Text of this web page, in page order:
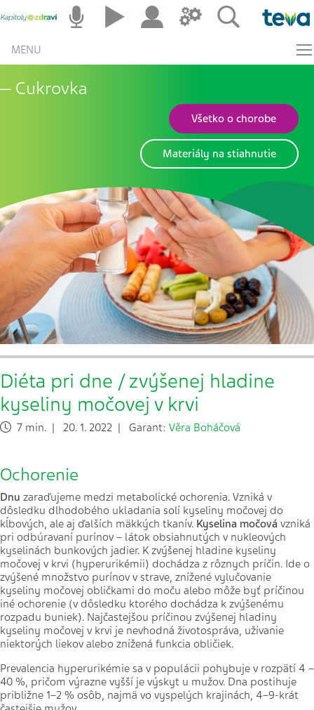
MENU
Cukrovka
Všetko o chorobe
Materiály na stiahnutie
Diéta pri dne / zvýšenej hladine
kyseliny močovej v krvi
7 min. | 20. 1. 2022 | Garant: Věra Boháčová
Ochorenie
Dnu zaraďujeme medzi metabolické ochorenia. Vzniká v
dôsledku dlhodobého ukladania solí kyseliny močovej do
kĺbových, ale aj ďalších mäkkých tkanív. Kyselina močová vzniká
pri odbúravaní purínov – látok obsiahnutých v nukleových
kyselinách bunkových jadier. K zvýšenej hladine kyseliny
močovej v krvi (hyperurikémii) dochádza z rôznych príčin. Ide o
zvýšené množstvo purínov v strave, znížené vylučovanie
kyseliny močovej obličkami do moču alebo môže byť príčinou
iné ochorenie (v dôsledku ktorého dochádza k zvýšenému
rozpadu buniek). Najčastejšou príčinou zvýšenej hladiny
kyseliny močovej v krvi je nevhodná životospráva, užívanie
niektorých liekov alebo znížená funkcia obličiek.
Prevalencia hyperurikémie sa v populácii pohybuje v rozpätí 4 –
40 %, pričom výrazne vyšší je výskyt u mužov. Dna postihuje
približne 1–2 % osôb, najmä vo vyspelých krajinách, 4–9-krát